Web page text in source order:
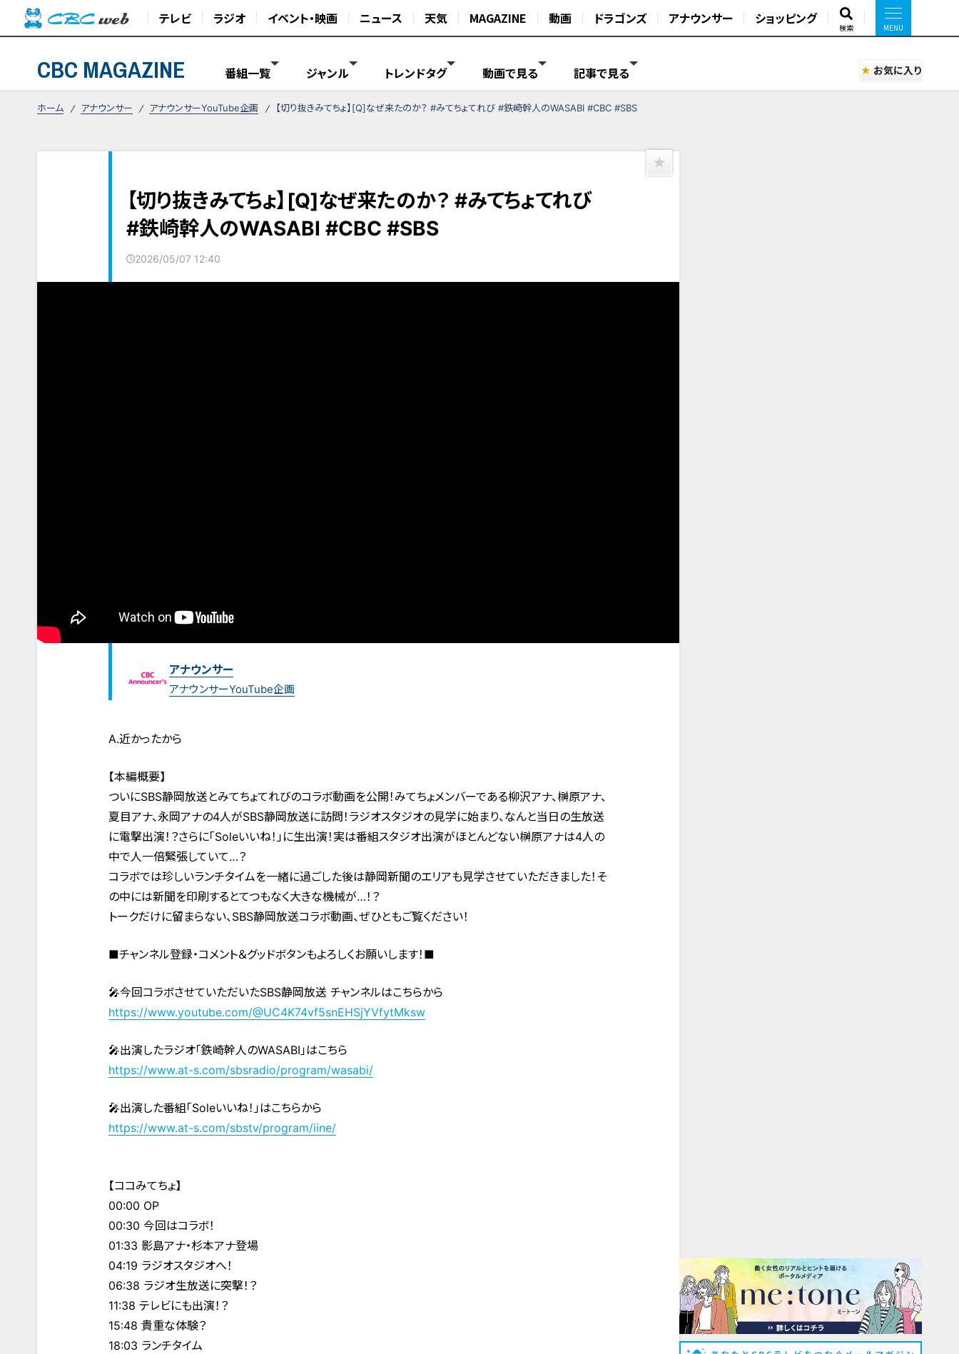
テレビ ラジオ イベント・映画 ニュース 天気 MAGAZINE 動画 ドラゴンズ アナウンサー ショッピング
検索
CBC MAGAZINE 番組一覧 ジャンル トレンドタグ 動画で見る 記事で見る お気に入り
ホーム アナウンサー アナウンサーYouTube企画 【切り抜きみてちょ】[Q]なぜ来たのか？ #みてちょてれび #鉄崎幹人のWASABI #CBC #SBS
【切り抜きみてちょ】[Q]なぜ来たのか？ #みてちょてれび
#鉄崎幹人のWASABI #CBC #SBS
2026/05/07 12:40
アナウンサー
アナウンサーYouTube企画
A.近かったから
【本編概要】
ついにSBS静岡放送とみてちょてれびのコラボ動画を公開！みてちょメンバーである柳沢アナ、榊原アナ、
夏目アナ、永岡アナの4人がSBS静岡放送に訪問！ラジオスタジオの見学に始まり、なんと当日の生放送
に電撃出演！？さらに「Soleいいね！」に生出演！実は番組スタジオ出演がほとんどない榊原アナは4人の
中で人一倍緊張していて…？
コラボでは珍しいランチタイムを一緒に過ごした後は静岡新聞のエリアも見学させていただきました！そ
の中には新聞を印刷するとてつもなく大きな機械が…！？
トークだけに留まらない、SBS静岡放送コラボ動画、ぜひともご覧ください！
■チャンネル登録・コメント＆グッドボタンもよろしくお願いします！■
🎤今回コラボさせていただいたSBS静岡放送 チャンネルはこちらから
https://www.youtube.com/@UC4K74vf5snEHSjYVfytMksw
🎤出演したラジオ「鉄崎幹人のWASABI」はこちら
https://www.at-s.com/sbsradio/program/wasabi/
🎤出演した番組「Soleいいね！」はこちらから
https://www.at-s.com/sbstv/program/iine/
【ココみてちょ】
00:00 OP
00:30 今回はコラボ！
01:33 影島アナ・杉本アナ登場
04:19 ラジオスタジオへ！
06:38 ラジオ生放送に突撃！？
11:38 テレビにも出演！？
15:48 貴重な体験？
18:03 ランチタイム